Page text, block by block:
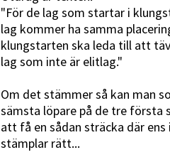
"För de lag som startar i
lag kommer ha samma
klungstarten ska leda till att
lag som inte är elitlag."
Om det stämmer så kan man
sämsta löpare på de tre första
att få en sådan sträcka där
stämplar rätt...